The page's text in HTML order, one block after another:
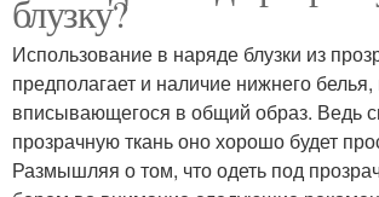
блузку?
Использование в наряде блузки из
предполагает и наличие нижнего
вписывающегося в общий образ. Ведь
прозрачную ткань оно хорошо будет
Размышляя о том, что одеть под